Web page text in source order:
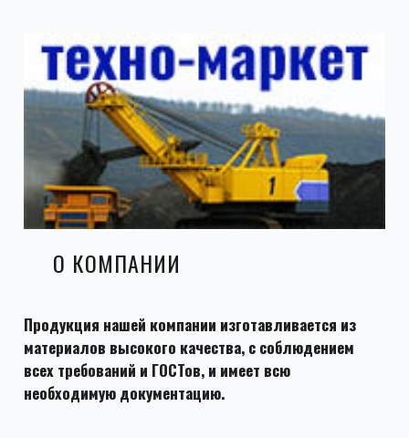
О КОМПАНИИ
Продукция нашей компании изготавливается из
материалов высокого качества, с соблюдением
всех требований и ГОСТов, и имеет всю
необходимую документацию.